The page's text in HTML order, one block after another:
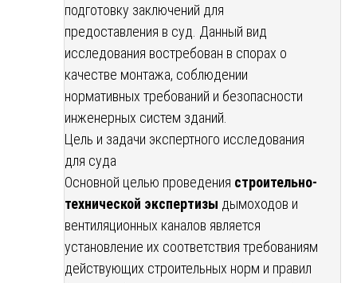
подготовку заключений для
предоставления в суд. Данный вид
исследования востребован в спорах о
качестве монтажа, соблюдении
нормативных требований и безопасности
инженерных систем зданий.
Цель и задачи экспертного исследования
для суда
Основной целью проведения строительно-
технической экспертизы дымоходов и
вентиляционных каналов является
установление их соответствия требованиям
действующих строительных норм и правил